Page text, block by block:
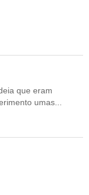
que eram
umas...